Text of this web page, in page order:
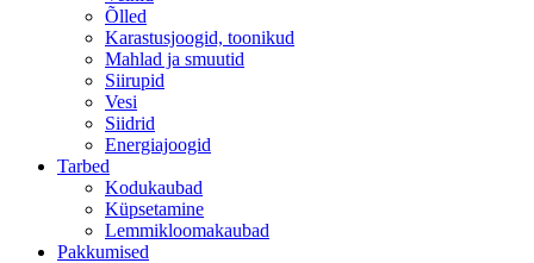
Õlled
Karastusjoogid, toonikud
Mahlad ja smuutid
Siirupid
Vesi
Siidrid
Energiajoogid
Tarbed
Kodukaubad
Küpsetamine
Lemmikloomakaubad
Pakkumised